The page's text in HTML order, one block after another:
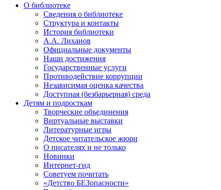
О библиотеке
Сведения о библиотеке
Структура и контакты
История библиотеки
А.А. Лиханов
Официальные документы
Наши достижения
Государственные услуги
Противодействие коррупции
Независимая оценка качества
Доступная (безбарьерная) среда
Детям и подросткам
Творческие объединения
Виртуальные выставки
Литературные игры
Детское читательское жюри
О писателях и не только
Новинки
Интернет-гид
Советуем почитать
«Детство БЕЗопасности»